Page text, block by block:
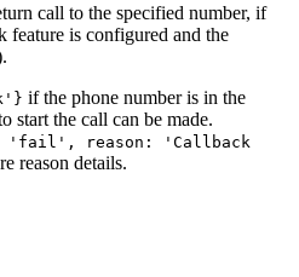
call to the specified number, if
feature is configured and the
if the phone number is in the
start the call can be made.
'fail', reason: 'Callback
reason details.